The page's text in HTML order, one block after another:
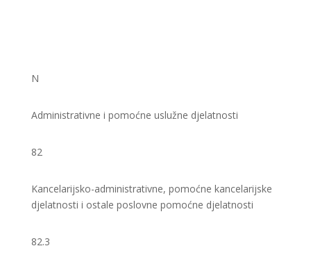
N
Administrativne i pomoćne uslužne djelatnosti
82
Kancelarijsko-administrativne, pomoćne kancelarijske
djelatnosti i ostale poslovne pomoćne djelatnosti
82.3